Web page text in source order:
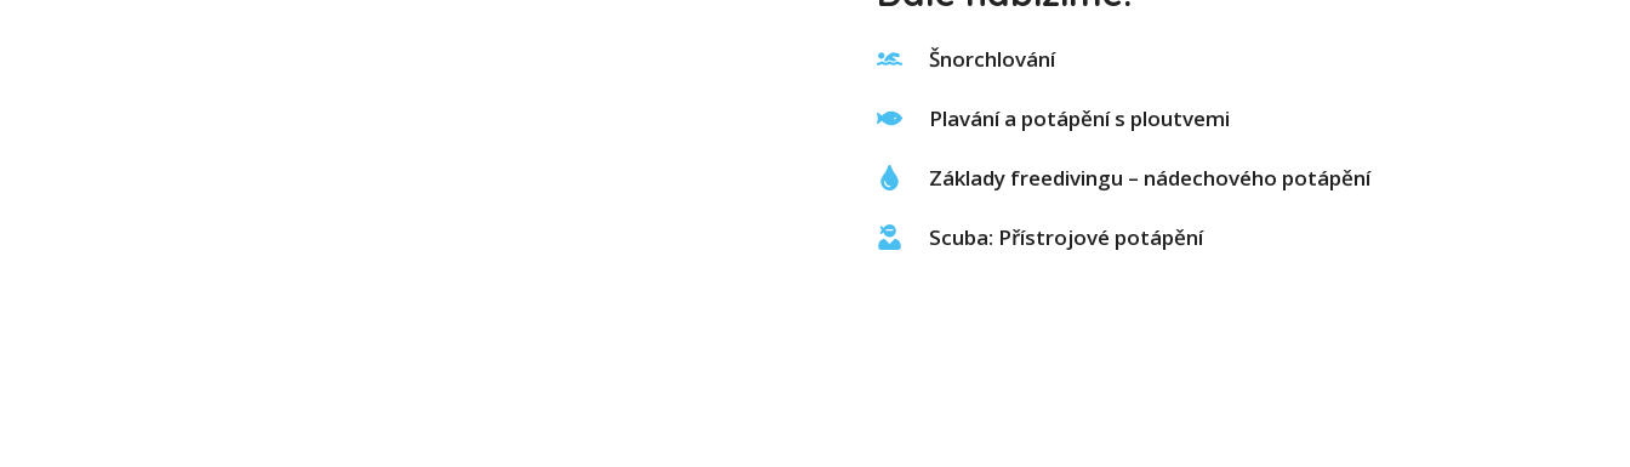
Šnorchlování
Plavání a potápění s ploutvemi
Základy freedivingu – nádechového potápění
Scuba: Přístrojové potápění